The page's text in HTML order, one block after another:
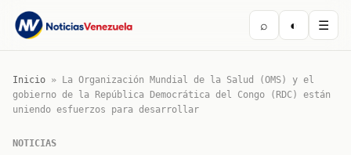
⌕ ◐ ☰
Inicio »
La Organización Mundial de la Salud (OMS) y el
gobierno de la República Democrática del Congo (RDC) están
uniendo esfuerzos para desarrollar
NOTICIAS